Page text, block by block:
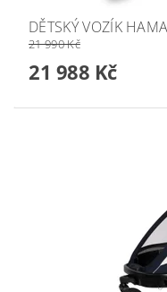
DĚTSKÝ VOZÍK
21 990 Kč
21 988 Kč